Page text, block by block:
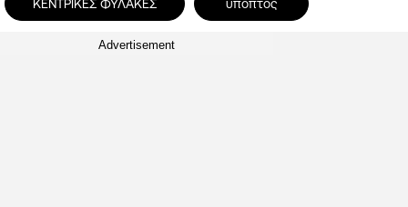
ΚΕΝΤΡΙΚΕΣ ΦΥΛΑΚΕΣ ύποπτος
Advertisement